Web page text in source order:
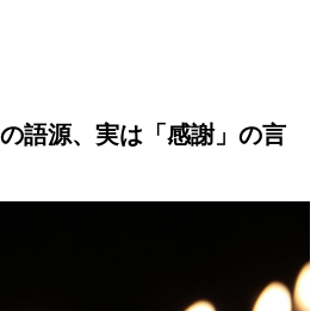
の語源、実は「感謝」の言